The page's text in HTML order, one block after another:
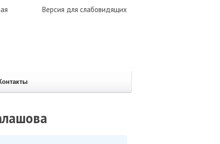
Версия для слабовидящих